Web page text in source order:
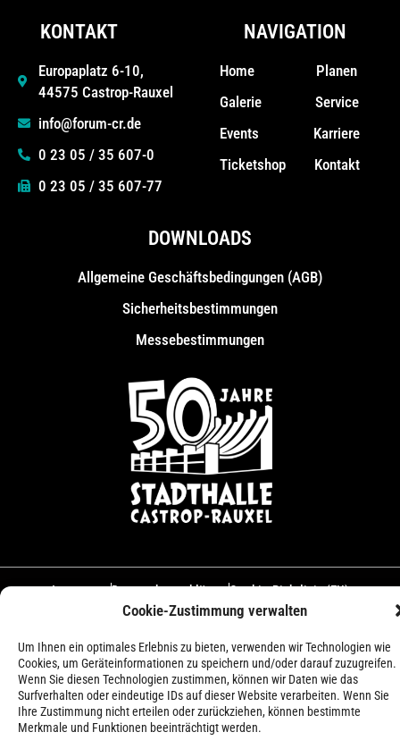
Cookie-Zustimmung verwalten
Um Ihnen ein optimales Erlebnis zu bieten, verwenden wir Technologien wie
Cookies, um Geräteinformationen zu speichern und/oder darauf zuzugreifen.
Wenn Sie diesen Technologien zustimmen, können wir Daten wie das
Surfverhalten oder eindeutige IDs auf dieser Website verarbeiten. Wenn Sie
Ihre Zustimmung nicht erteilen oder zurückziehen, können bestimmte
Merkmale und Funktionen beeinträchtigt werden.
KONTAKT
Europaplatz 6-10,
44575 Castrop-Rauxel
info@forum-cr.de
0 23 05 / 35 607-0
0 23 05 / 35 607-77
NAVIGATION
Home
Galerie
Events
Ticketshop
Planen
Service
Karriere
Kontakt
DOWNLOADS
Allgemeine Geschäfts­bedingungen (AGB)
Sicherheitsbestimmungen
Messebestimmungen
© 2026 – Forum Castrop-Rauxel Betriebs-GmbH
ImpressumDatenschutzerklärungCookie-Richtlinie (EU)